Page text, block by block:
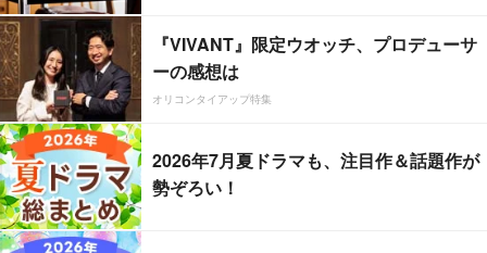
『VIVANT』限定ウオッチ、プロデューサ
ーの感想は
オリコンタイアップ特集
2026年7月夏ドラマも、注目作＆話題作が
勢ぞろい！